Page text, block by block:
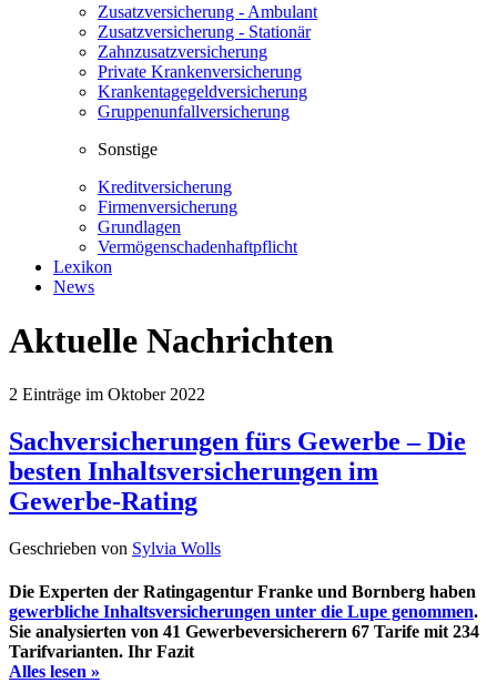
Zusatzversicherung - Ambulant
Zusatzversicherung - Stationär
Zahnzusatzversicherung
Private Krankenversicherung
Krankentagegeldversicherung
Gruppenunfallversicherung
Sonstige
Kreditversicherung
Firmenversicherung
Grundlagen
Vermögenschadenhaftpflicht
Lexikon
News
Aktuelle Nachrichten
2 Einträge im Oktober 2022
Sachversicherungen fürs Gewerbe – Die
besten Inhaltsversicherungen im
Gewerbe-Rating
Geschrieben von Sylvia Wolls
Die Experten der Ratingagentur Franke und Bornberg haben
gewerbliche Inhaltsversicherungen unter die Lupe genommen.
Sie analysierten von 41 Gewerbeversicherern 67 Tarife mit 234
Tarifvarianten. Ihr Fazit
Alles lesen »